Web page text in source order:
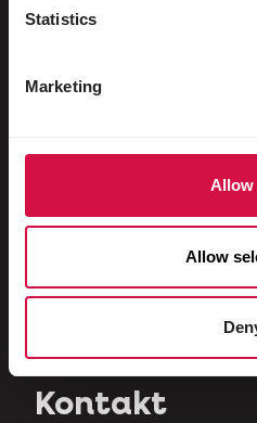
Statistics
Marketing
Allow
Allow
Frettchen
Reptilien
Hühnervögel
Herbivoren
Kontakt